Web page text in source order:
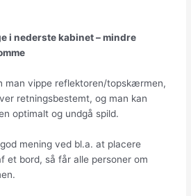
i nederste kabinet – mindre
man vippe reflektoren/topskærmen,
retningsbestemt, og man kan
optimalt og undgå spild.
mening ved bl.a. at placere
et bord, så får alle personer om